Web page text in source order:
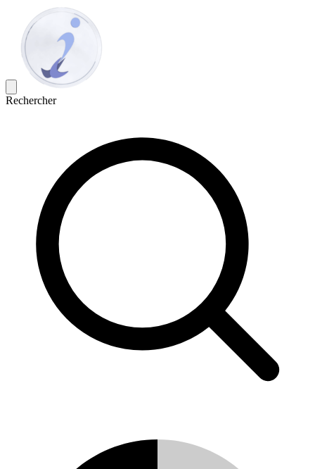
Rechercher